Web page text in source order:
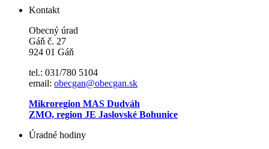
Kontakt
Obecný úrad
Gáň č. 27
924 01 Gáň
tel.: 031/780 5104
email: obecgan@obecgan.sk
Mikroregion MAS Dudváh
ZMO, region JE Jaslovské Bohunice
Úradné hodiny